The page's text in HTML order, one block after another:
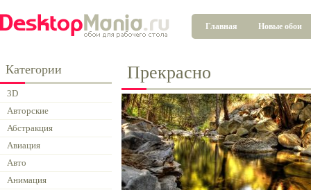
Главная Новые обои
Категории
3D
Авторские
Абстракция
Авиация
Авто
Анимация
Прекрасно